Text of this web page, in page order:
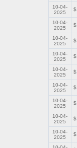
10-04-
2025
10-04-
2025
10-04-
2025
10-04-
2025
10-04-
2025
10-04-
2025
10-04-
2025
10-04-
2025
10-04-
2025